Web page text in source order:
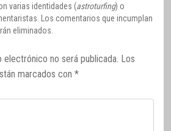
varias identidades (astroturfing) o
Los comentarios que incumplan
eliminados.
no será publicada. Los
marcados con *